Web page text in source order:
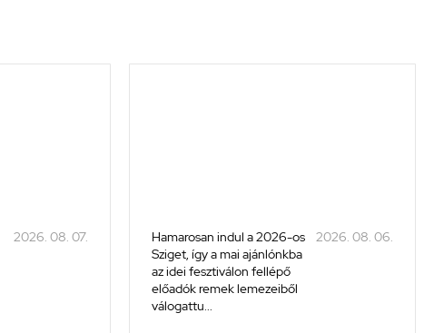
2026. 08. 07.
Hamarosan indul a 2026-os
Sziget, így a mai ajánlónkba
az idei fesztiválon fellépő
előadók remek lemezeiből
válogattu...
2026. 08. 06.